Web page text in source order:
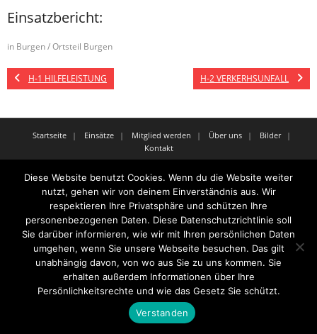
Einsatzbericht:
in Burgen / Ortsteil Burgen
H-1 HILFELEISTUNG H-2 VERKERHSUNFALL
Startseite Einsätze Mitglied werden Über uns
Bilder
Kontakt
Diese Website benutzt Cookies. Wenn du die Website weiter
nutzt, gehen wir von deinem Einverständnis aus. Wir
respektieren Ihre Privatsphäre und schützen Ihre
personenbezogenen Daten. Diese Datenschutzrichtlinie soll
Sie darüber informieren, wie wir mit Ihren persönlichen Daten
umgehen, wenn Sie unsere Webseite besuchen. Das gilt
unabhängig davon, von wo aus Sie zu uns kommen. Sie
erhalten außerdem Informationen über Ihre
Persönlichkeitsrechte und wie das Gesetz Sie schützt.
Verstanden